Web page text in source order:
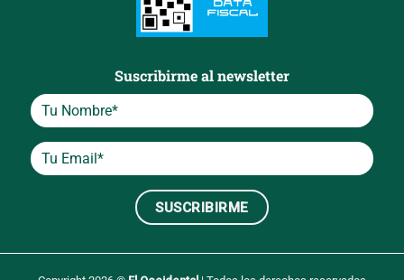
Suscribirme al newsletter